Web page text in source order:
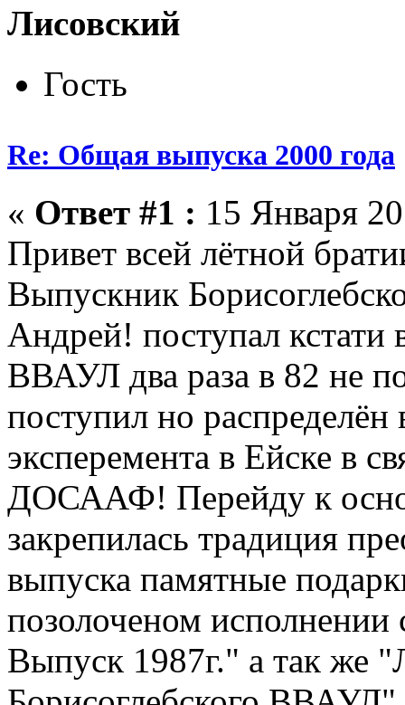
Лисовский
Гость
Re: Общая выпуска 2000 года
« Ответ #1 : 15 Января
Привет всей лётной
Выпускник
Андрей! поступал
ВВАУЛ два раза в 82 не
поступил но
эксперемента в Ейске в
ДОСААФ! Перейду к
закрепилась традиция
выпуска памятные
позолоченом
Выпуск 1987г." а так же